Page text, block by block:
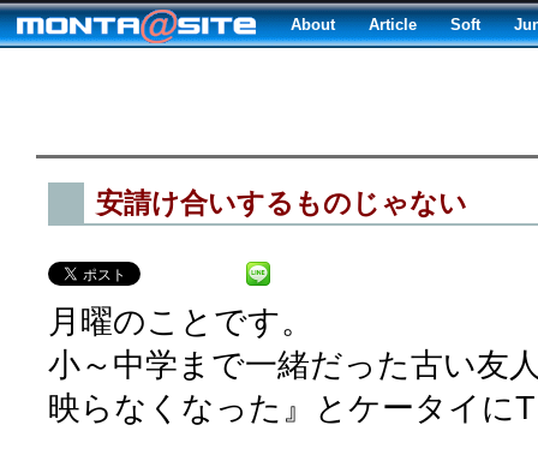
About Article Soft
安請け合いするものじゃない
月曜のことです。
小～中学まで一緒だった古い友
映らなくなった』とケータイに